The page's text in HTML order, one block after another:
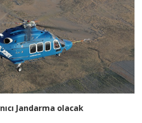
Jandarma olacak